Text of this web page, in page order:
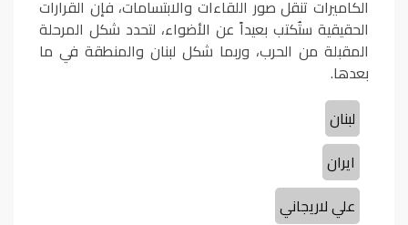
الكاميرات تنقل صور اللقاءات والابتسامات، فإن القرارات
الحقيقية ستُكتب بعيداً عن الأضواء، لتحدد شكل المرحلة
المقبلة من الحرب، وربما شكل لبنان والمنطقة في ما
بعدها.
لبنان
ايران
علي لاريجاني